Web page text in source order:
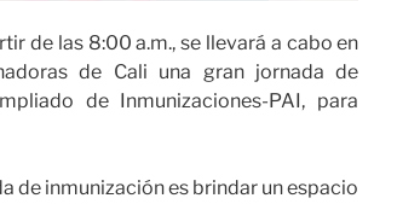
de las 8:00 a.m., se llevará a cabo en
de Cali una gran jornada de
de Inmunizaciones-PAI, para
de inmunización es brindar un espacio